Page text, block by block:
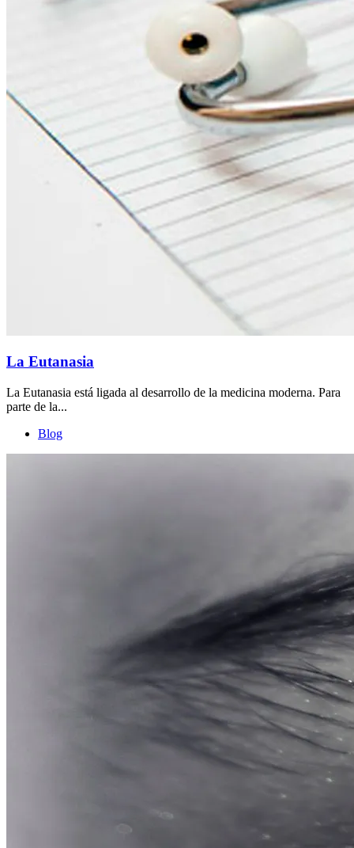
La Eutanasia
La Eutanasia está ligada al desarrollo de la medicina moderna. Para
parte de la...
Blog